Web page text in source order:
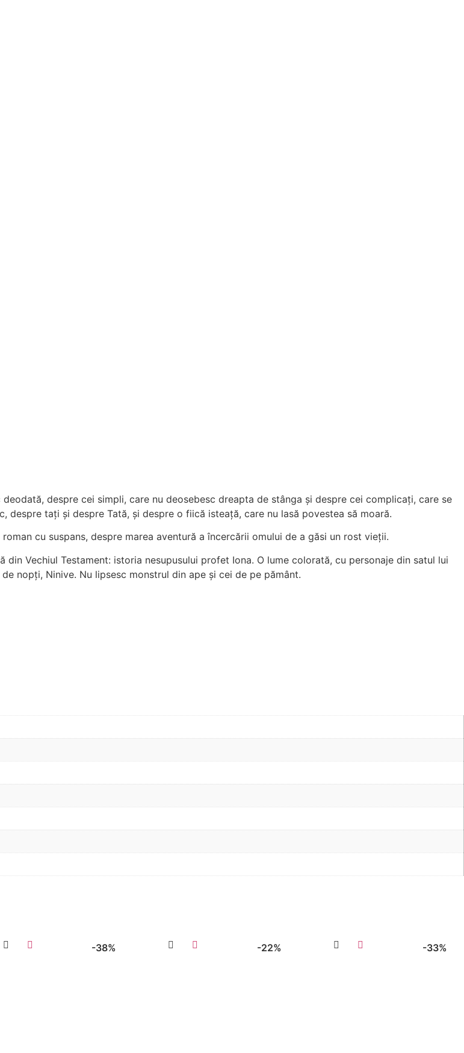
despre cei simpli, care nu deosebesc dreapta de stânga și despre cei complicați, care se
tați și despre Tată, și despre o fiică isteață, care nu lasă povestea să moară.
cu suspans, despre marea aventură a încercării omului de a găsi un rost vieții.
Vechiul Testament: istoria nesupusului profet Iona. O lume colorată, cu personaje din satul lui
nopți, Ninive. Nu lipsesc monstrul din ape și cei de pe pământ.
-38% -22% -33%